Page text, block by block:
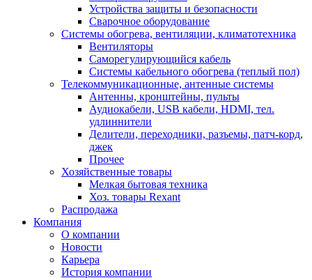
Устройства защиты и безопасности
Сварочное оборудование
Системы обогрева, вентиляции, климатотехника
Вентиляторы
Саморегулирующийся кабель
Системы кабельного обогрева (теплый пол)
Телекоммуникационные, антенные системы
Антенны, кронштейны, пульты
Аудиокабели, USB кабели, HDMI, тел.
удлиннители
Делители, переходники, разъемы, патч-корд,
джек
Прочее
Хозяйственные товары
Мелкая бытовая техника
Хоз. товары Rexant
Распродажа
Компания
О компании
Новости
Карьера
История компании